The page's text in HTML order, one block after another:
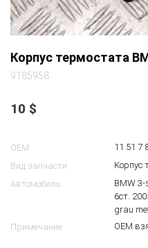
Корпус термостата
9185958
10 $
OEM
11 51 7
Вид запчасти
Корпус
Автомобиль
BMW
6ст.
grau
Примечание
ОЕМ